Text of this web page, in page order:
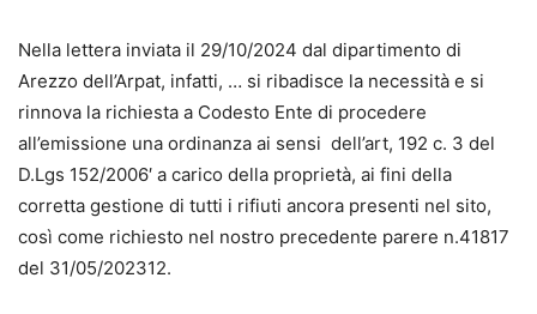
Nella lettera inviata il 29/10/2024 dal dipartimento di
Arezzo dell’Arpat, infatti, … si ribadisce la necessità e si
rinnova la richiesta a Codesto Ente di procedere
all’emissione una ordinanza ai sensi dell’art, 192 c. 3 del
D.Lgs 152/2006′ a carico della proprietà, ai fini della
corretta gestione di tutti i rifiuti ancora presenti nel sito,
così come richiesto nel nostro precedente parere n.41817
del 31/05/202312.